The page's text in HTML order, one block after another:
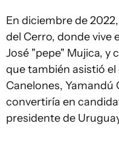
En diciembre de
del Cerro, donde vive
José "pepe" Mujica, y
que también asistió
Canelones, Yamandú
convertiría en
presidente de